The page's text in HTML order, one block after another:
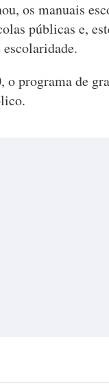
os manuais
públicas e,
escolaridade.
programa de